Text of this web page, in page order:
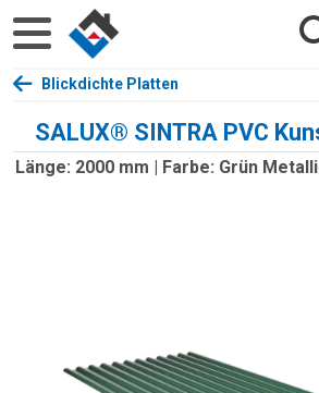
Blickdichte Platten
SALUX® SINTRA PVC
Länge: 2000 mm | Farbe: Grün